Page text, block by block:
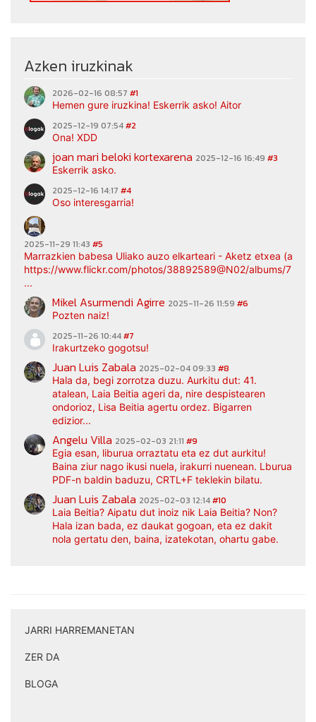
Azken iruzkinak
2026-02-16 08:57 #1
Hemen gure iruzkina! Eskerrik asko! Aitor
2025-12-19 07:54#2
Ona! XDD
joan mari beloki kortexarena 2025-12-16 16:49 #3
Eskerrik asko.
2025-12-16 14:17 #4
Oso interesgarria!
2025-11-29 11:43 #5
Marrazkien babesa Uliako auzo elkarteari - Aketz etxea
https://www.flickr.com/photos/38892589@N02/albums/
...
Mikel Asurmendi Agirre 2025-11-26 11:59 #6
Pozten naiz!
2025-11-26 10:44#7
Irakurtzeko gogotsu!
Juan Luis Zabala 2025-02-04 09:33 #8
Hala da, begi zorrotza duzu. Aurkitu dut: 41.
atalean, Laia Beitia ageri da, nire despistearen
ondorioz, Lisa Beitia agertu ordez. Bigarren
edizior...
Angelu Villa 2025-02-03 21:11 #9
Egia esan, liburua orraztatu eta ez dut aurkitu!
Baina ziur nago ikusi nuela, irakurri nuenean. Lburua
PDF-n baldin baduzu, CRTL+F teklekin bilatu.
Juan Luis Zabala 2025-02-03 12:14#10
Laia Beitia? Aipatu dut inoiz nik Laia Beitia? Non?
Hala izan bada, ez daukat gogoan, eta ez dakit
nola gertatu den, baina, izatekotan, ohartu gabe.
JARRI HARREMANETAN
ZER DA
BLOGA